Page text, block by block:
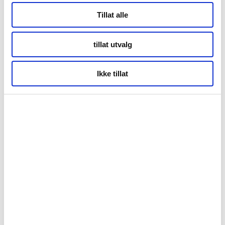
Tillat alle
tillat utvalg
Ikke tillat
Tromsø